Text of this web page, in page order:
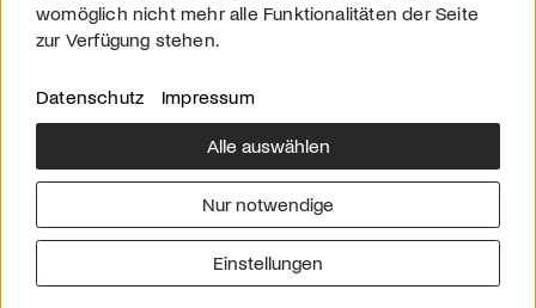
Über uns
Downloads
Werben
Impressum
womöglich nicht mehr alle Funktionalitäten der Seite
zur Verfügung stehen.
Datenschutz Impressum
Alle auswählen
Nur notwendige
Einstellungen